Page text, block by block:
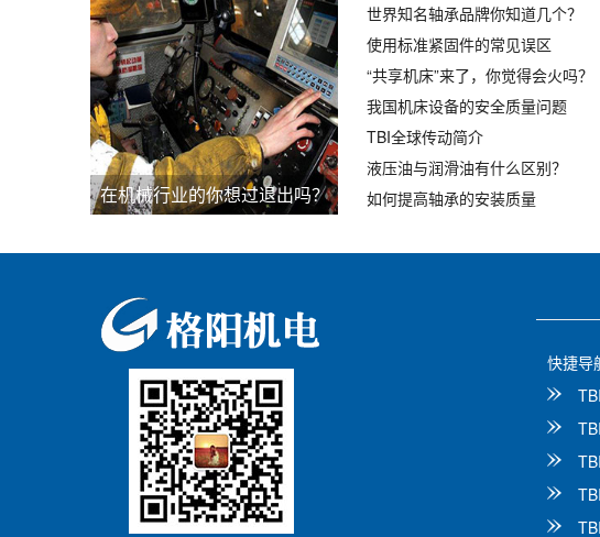
在机械行业的你想过退出吗？
世界知名轴承品牌你知道几个？
使用标准紧固件的常见误区
“共享机床”来了，你觉得会火吗？
我国机床设备的安全质量问题
TBI全球传动简介
液压油与润滑油有什么区别？
如何提高轴承的安装质量
快捷导